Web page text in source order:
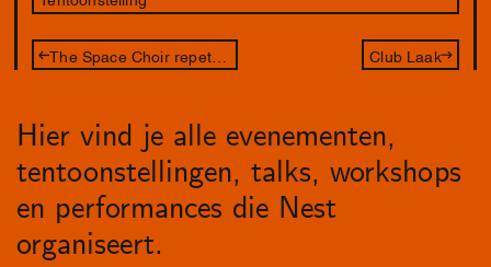
The Space Choir repetitieavond Club Laak
Hier vind je alle evenementen,
tentoonstellingen, talks, workshops
en performances die Nest
organiseert.